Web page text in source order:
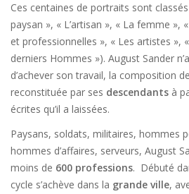
Ces centaines de portraits sont
paysan », « L’artisan », « La femme »,
et professionnelles », « Les artistes »,
derniers Hommes »). August Sander
d’achever son travail, la composition
reconstituée par ses descendants à
écrites qu’il a laissées.
Paysans, soldats, militaires, hommes
hommes d’affaires, serveurs, August
moins de 600 professions. Débuté
cycle s’achève dans la grande ville,